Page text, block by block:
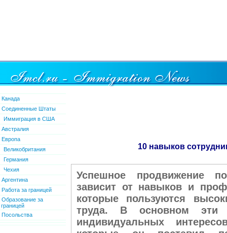
Канада
Соединенные Штаты
Иммиграция в США
Австралия
Европа
Великобритания
Германия
Чехия
Аргентина
Работа за границей
Образование за
границей
Посольства
10 навыков
Успешное продвижение
зависит от навыков и
которые пользуются
труда. В основном эти
индивидуальных